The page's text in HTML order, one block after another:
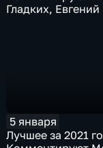
Гладких,
5 января
Лучшее за 2021